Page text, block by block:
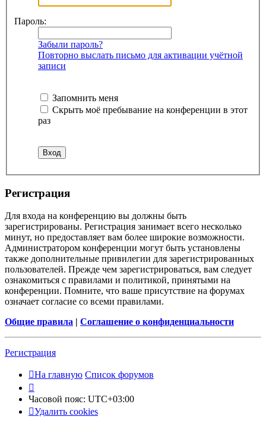
Пароль:
Забыли пароль?
Повторно выслать письмо для активации учётной
записи
Запомнить меня
Скрыть моё пребывание на конференции в этот
раз
Регистрация
Для входа на конференцию вы должны быть
зарегистрированы. Регистрация занимает всего несколько
минут, но предоставляет вам более широкие возможности.
Администратором конференции могут быть установлены
также дополнительные привилегии для зарегистрированных
пользователей. Прежде чем зарегистрироваться, вам следует
ознакомиться с правилами и политикой, принятыми на
конференции. Помните, что ваше присутствие на форумах
означает согласие со всеми правилами.
Общие правила | Соглашение о конфиденциальности
Регистрация
На главную Список форумов
Часовой пояс: UTC+03:00
Удалить cookies